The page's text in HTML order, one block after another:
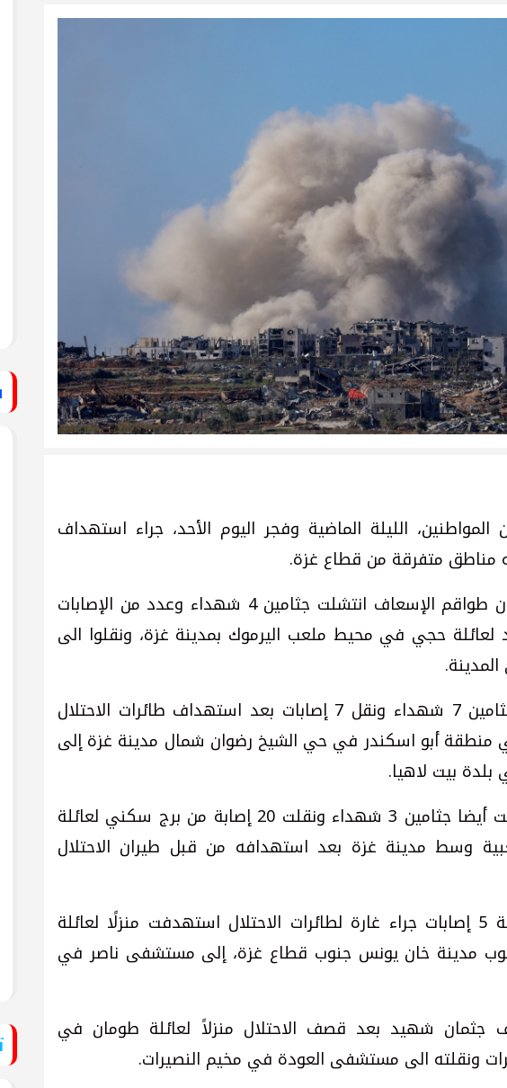
الشهداء
الديمقراطي في حركة فتح بمحافظة رفح يطلق حملة
لأسر الشهداء
الديمقراطي يُطلق حملة إلكترونية دعمًا للأسرى بمناسبة
الفلسطيني
الإصلاح الديمقراطي يطلق حملة إلكترونية رفضًا لمشروع
الأسرى الفلسطينيين في سجون الاحتلال
الليلة الماضية وفجر اليوم الأحد، جراء استهداف
مناطق متفرقة من قطاع غزة.
وأفادت مصادر صحفية، بأن طواقم الإسعاف انتشلت جثامين 4 شهداء وعدد من الإصابات
حجي في محيط ملعب اليرموك بمدينة غزة، ونقلوا الى
وأضافت أنه تم انتشال جثامين 7 شهداء ونقل 7 إصابات بعد استهداف طائرات الاحتلال
منطقة أبو اسكندر في حي الشيخ رضوان شمال مدينة غزة إلى
بيت لاهيا.
وتابعت أن الطواقم انتشلت أيضا جثامين 3 شهداء ونقلت 20 إصابة من برج سكني لعائلة
وسط مدينة غزة بعد استهدافه من قبل طيران الاحتلال
كما نقلت الطواقم الطبية 5 إصابات جراء غارة لطائرات الاحتلال استهدفت منزلًا لعائلة
مدينة خان يونس جنوب قطاع غزة، إلى مستشفى ناصر في
جثمان شهيد بعد قصف الاحتلال منزلاً لعائلة طومان في
ونقلته الى مستشفى العودة في مخيم النصيرات.
للتغطية على جرائمه بقطع
الاتصالات عن غزة